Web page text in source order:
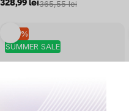
328,99 lei365,55 lei
SUMMER SALE
–10 %